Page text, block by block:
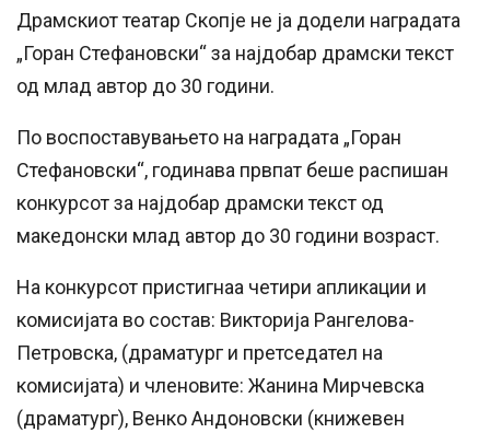
Драмскиот театар Скопје не ја додели наградата
„Горан Стефановски“ за најдобар драмски текст
од млад автор до 30 години.
По воспоставувањето на наградата „Горан
Стефановски“, годинава првпат беше распишан
конкурсот за најдобар драмски текст од
македонски млад автор до 30 години возраст.
На конкурсот пристигнаа четири апликации и
комисијата во состав: Викторија Рангелова-
Петровска, (драматург и претседател на
комисијата) и членовите: Жанина Мирчевска
(драматург), Венко Андоновски (книжевен